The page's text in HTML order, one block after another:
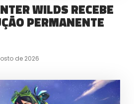
WILDS RECEBE
PERMANENTE
de 2026